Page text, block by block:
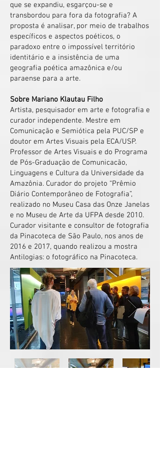
que se expandiu, esgarçou-se e
transbordou para fora da fotografia? A
proposta é analisar, por meio de trabalhos
específicos e aspectos poéticos, o
paradoxo entre o impossível território
identitário e a insistência de uma
geografia poética amazônica e/ou
paraense para a arte.
Sobre Mariano Klautau Filho
Artista, pesquisador em arte e fotografia e
curador independente. Mestre em
Comunicação e Semiótica pela PUC/SP e
doutor em Artes Visuais pela ECA/USP.
Professor de Artes Visuais e do Programa
de Pós-Graduação de Comunicacão,
Linguagens e Cultura da Universidade da
Amazônia. Curador do projeto “Prêmio
Diário Contemporâneo de Fotografia”,
realizado no Museu Casa das Onze Janelas
e no Museu de Arte da UFPA desde 2010.
Curador visitante e consultor de fotografia
da Pinacoteca de São Paulo, nos anos de
2016 e 2017, quando realizou a mostra
Antilogias: o fotográfico na Pinacoteca.